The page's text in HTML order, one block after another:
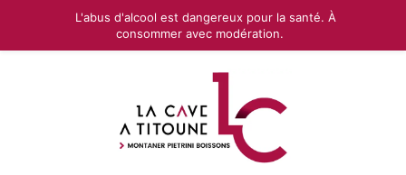
L'abus d'alcool est dangereux pour la santé. À
consommer avec modération.